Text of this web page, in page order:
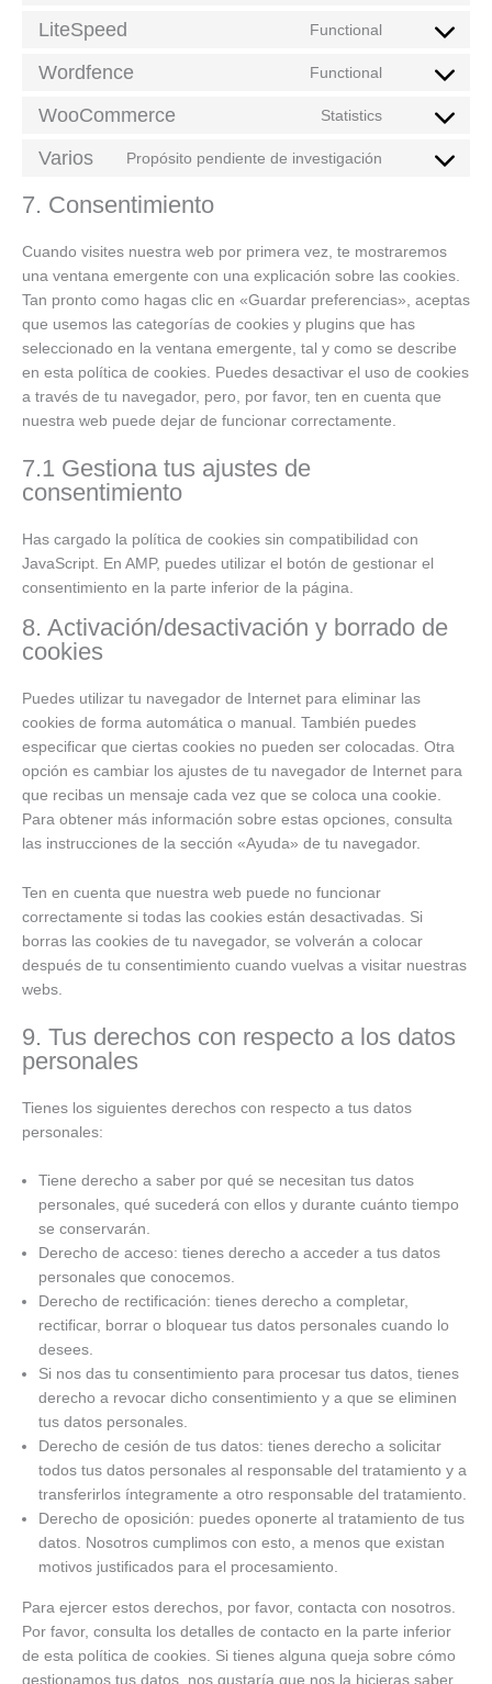
google-
google-
LiteSpeed Functional
Consent
litespeed
Wordfence Functional
Consent
wordfence
WooCommerce Statistics
Consent
Varios Propósito pendiente de investigación
Consent
7. Consentimiento
Cuando visites nuestra web por primera vez, te mostraremos
una ventana emergente con una explicación sobre las cookies.
Tan pronto como hagas clic en «Guardar preferencias», aceptas
que usemos las categorías de cookies y plugins que has
seleccionado en la ventana emergente, tal y como se describe
en esta política de cookies. Puedes desactivar el uso de cookies
a través de tu navegador, pero, por favor, ten en cuenta que
nuestra web puede dejar de funcionar correctamente.
7.1 Gestiona tus ajustes de
consentimiento
Has cargado la política de cookies sin compatibilidad con
JavaScript. En AMP, puedes utilizar el botón de gestionar el
consentimiento en la parte inferior de la página.
8. Activación/desactivación y borrado de
cookies
Puedes utilizar tu navegador de Internet para eliminar las
cookies de forma automática o manual. También puedes
especificar que ciertas cookies no pueden ser colocadas. Otra
opción es cambiar los ajustes de tu navegador de Internet para
que recibas un mensaje cada vez que se coloca una cookie.
Para obtener más información sobre estas opciones, consulta
las instrucciones de la sección «Ayuda» de tu navegador.
Ten en cuenta que nuestra web puede no funcionar
correctamente si todas las cookies están desactivadas. Si
borras las cookies de tu navegador, se volverán a colocar
después de tu consentimiento cuando vuelvas a visitar nuestras
webs.
9. Tus derechos con respecto a los datos
personales
Tienes los siguientes derechos con respecto a tus datos
personales:
Tiene derecho a saber por qué se necesitan tus datos
personales, qué sucederá con ellos y durante cuánto tiempo
se conservarán.
Derecho de acceso: tienes derecho a acceder a tus datos
personales que conocemos.
Derecho de rectificación: tienes derecho a completar,
rectificar, borrar o bloquear tus datos personales cuando lo
desees.
Si nos das tu consentimiento para procesar tus datos, tienes
derecho a revocar dicho consentimiento y a que se eliminen
tus datos personales.
Derecho de cesión de tus datos: tienes derecho a solicitar
todos tus datos personales al responsable del tratamiento y a
transferirlos íntegramente a otro responsable del tratamiento.
Derecho de oposición: puedes oponerte al tratamiento de tus
datos. Nosotros cumplimos con esto, a menos que existan
motivos justificados para el procesamiento.
Para ejercer estos derechos, por favor, contacta con nosotros.
Por favor, consulta los detalles de contacto en la parte inferior
de esta política de cookies. Si tienes alguna queja sobre cómo
gestionamos tus datos, nos gustaría que nos la hicieras saber,